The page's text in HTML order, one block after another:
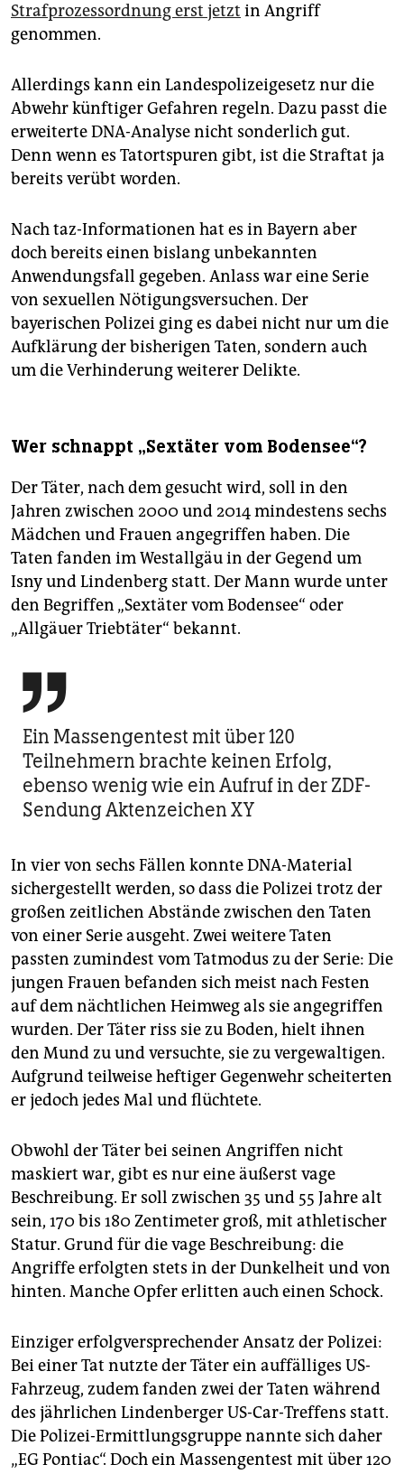
Strafprozessordnung erst jetzt in Angriff
genommen.
Allerdings kann ein Landespolizeigesetz nur die
Abwehr künftiger Gefahren regeln. Dazu passt die
erweiterte DNA-Analyse nicht sonderlich gut.
Denn wenn es Tatortspuren gibt, ist die Straftat ja
bereits verübt worden.
Nach taz-Informationen hat es in Bayern aber
doch bereits einen bislang unbekannten
Anwendungsfall gegeben. Anlass war eine Serie
von sexuellen Nötigungsversuchen. Der
bayerischen Polizei ging es dabei nicht nur um die
Aufklärung der bisherigen Taten, sondern auch
um die Verhinderung weiterer Delikte.
Wer schnappt „Sextäter vom Bodensee“?
Der Täter, nach dem gesucht wird, soll in den
Jahren zwischen 2000 und 2014 mindestens sechs
Mädchen und Frauen angegriffen haben. Die
Taten fanden im Westallgäu in der Gegend um
Isny und Lindenberg statt. Der Mann wurde unter
den Begriffen „Sextäter vom Bodensee“ oder
„Allgäuer Triebtäter“ bekannt.

Ein Massengentest mit über 120
Teilnehmern brachte keinen Erfolg,
ebenso wenig wie ein Aufruf in der ZDF-
Sendung Aktenzeichen XY
In vier von sechs Fällen konnte DNA-Material
sichergestellt werden, so dass die Polizei trotz der
großen zeitlichen Abstände zwischen den Taten
von einer Serie ausgeht. Zwei weitere Taten
passten zumindest vom Tatmodus zu der Serie: Die
jungen Frauen befanden sich meist nach Festen
auf dem nächtlichen Heimweg als sie angegriffen
wurden. Der Täter riss sie zu Boden, hielt ihnen
den Mund zu und versuchte, sie zu vergewaltigen.
Aufgrund teilweise heftiger Gegenwehr scheiterten
er jedoch jedes Mal und flüchtete.
Obwohl der Täter bei seinen Angriffen nicht
maskiert war, gibt es nur eine äußerst vage
Beschreibung. Er soll zwischen 35 und 55 Jahre alt
sein, 170 bis 180 Zentimeter groß, mit athletischer
Statur. Grund für die vage Beschreibung: die
Angriffe erfolgten stets in der Dunkelheit und von
hinten. Manche Opfer erlitten auch einen Schock.
Einziger erfolgversprechender Ansatz der Polizei:
Bei einer Tat nutzte der Täter ein auffälliges US-
Fahrzeug, zudem fanden zwei der Taten während
des jährlichen Lindenberger US-Car-Treffens statt.
Die Polizei-Ermittlungsgruppe nannte sich daher
„EG Pontiac“. Doch ein Massengentest mit über 120